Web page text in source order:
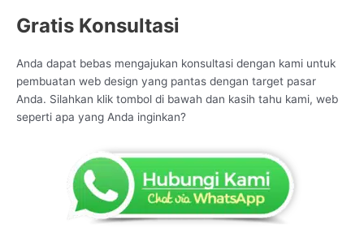
Gratis Konsultasi
Anda dapat bebas mengajukan konsultasi dengan kami untuk
pembuatan web design yang pantas dengan target pasar
Anda. Silahkan klik tombol di bawah dan kasih tahu kami, web
seperti apa yang Anda inginkan?